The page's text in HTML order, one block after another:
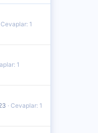
Cevaplar: 1
1
Cevaplar: 1